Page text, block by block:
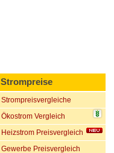
Strompreise
Strompreisvergleiche
Ökostrom Vergleich
Heizstrom Preisvergleich
Gewerbe Preisvergleich